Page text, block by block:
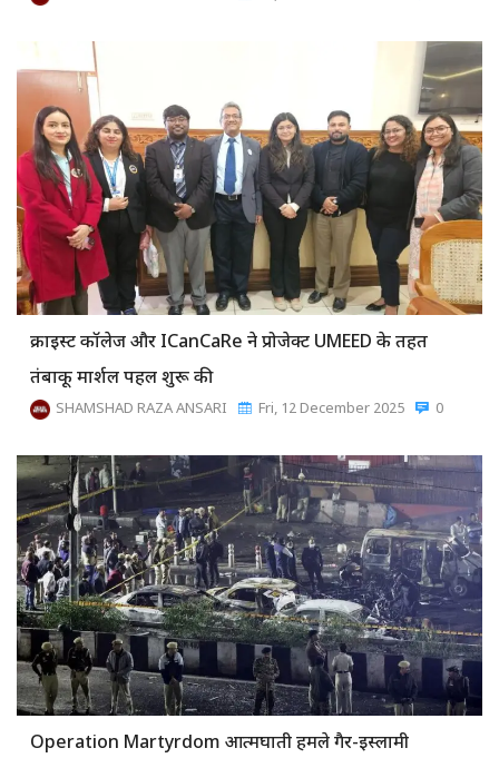
क्राइस्ट कॉलेज और ICanCaRe ने प्रोजेक्ट UMEED के तहत
तंबाकू मार्शल पहल शुरू की
SHAMSHAD RAZA ANSARI Fri, 12 December 2025 0
Operation Martyrdom आत्मघाती हमले गैर-इस्लामी